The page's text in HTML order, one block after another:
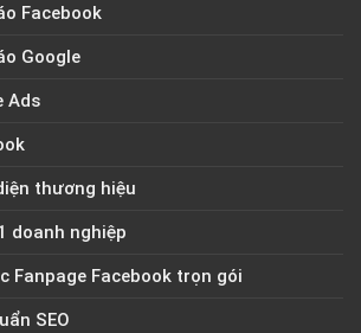
Facebook
Google
Ads
thương hiệu
doanh nghiệp
Fanpage Facebook trọn gói
SEO